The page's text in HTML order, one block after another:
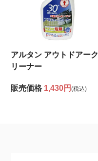
アルタン アウトドアーク
リーナー
販売価格 1,430円(税込)